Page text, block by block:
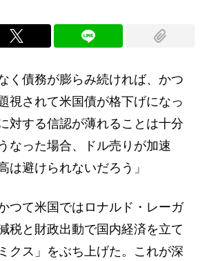
く債務が膨らみ続ければ、かつ
視されて米国債が格下げになっ
対する信認が薄れることは十分
なった場合、ドル売りが加速
は避けられないだろう」
つて米国ではロナルド・レーガ
税と財政出動で国内経済を立て
クス」をぶち上げた。これが深